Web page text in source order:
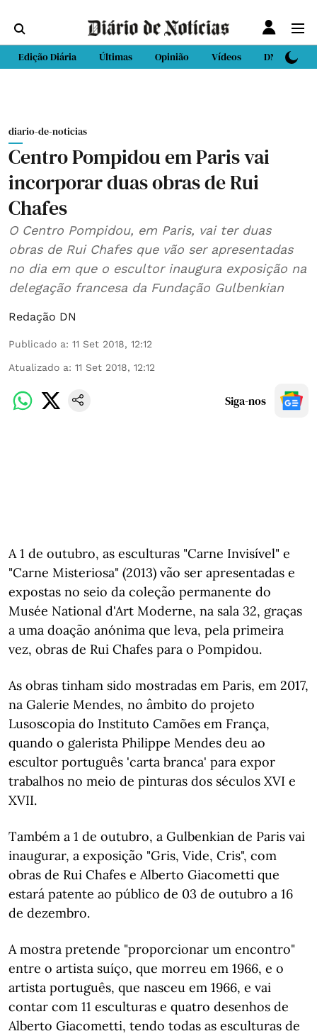
Edição Diária Últimas Opinião Vídeos DN Sport
diario-de-noticias
Centro Pompidou em Paris vai
incorporar duas obras de Rui
Chafes
O Centro Pompidou, em Paris, vai ter duas
obras de Rui Chafes que vão ser apresentadas
no dia em que o escultor inaugura exposição na
delegação francesa da Fundação Gulbenkian
Redação DN
Publicado a: 11 Set 2018, 12:12
Atualizado a: 11 Set 2018, 12:12
Siga-nos
A 1 de outubro, as esculturas "Carne Invisível" e
"Carne Misteriosa" (2013) vão ser apresentadas e
expostas no seio da coleção permanente do
Musée National d'Art Moderne, na sala 32, graças
a uma doação anónima que leva, pela primeira
vez, obras de Rui Chafes para o Pompidou.
As obras tinham sido mostradas em Paris, em 2017,
na Galerie Mendes, no âmbito do projeto
Lusoscopia do Instituto Camões em França,
quando o galerista Philippe Mendes deu ao
escultor português 'carta branca' para expor
trabalhos no meio de pinturas dos séculos XVI e
XVII.
Também a 1 de outubro, a Gulbenkian de Paris vai
inaugurar, a exposição "Gris, Vide, Cris", com
obras de Rui Chafes e Alberto Giacometti que
estará patente ao público de 03 de outubro a 16
de dezembro.
A mostra pretende "proporcionar um encontro"
entre o artista suíço, que morreu em 1966, e o
artista português, que nasceu em 1966, e vai
contar com 11 esculturas e quatro desenhos de
Alberto Giacometti, tendo todas as esculturas de